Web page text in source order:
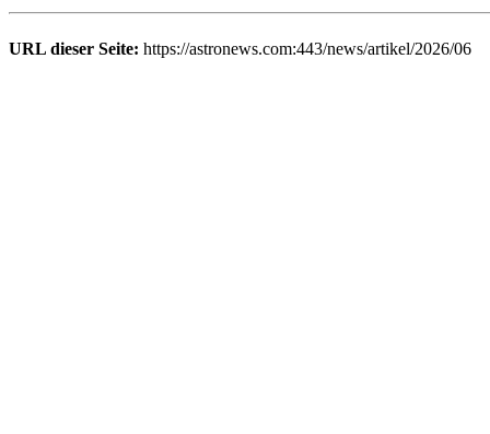
URL dieser Seite: https://astronews.com:443/news/artikel/2026/06